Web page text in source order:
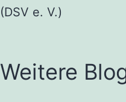
(DSV e. V.)
Weitere